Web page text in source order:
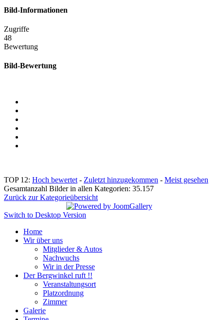
Bild-Informationen
Zugriffe
48
Bewertung
Bild-Bewertung
TOP 12: Hoch bewertet - Zuletzt hinzugekommen - Meist gesehen
Gesamtanzahl Bilder in allen Kategorien: 35.157
Zurück zur Kategorieübersicht
Switch to Desktop Version
Home
Wir über uns
Mitglieder & Autos
Nachwuchs
Wir in der Presse
Der Bergwinkel ruft !!
Veranstaltungsort
Platzordnung
Zimmer
Galerie